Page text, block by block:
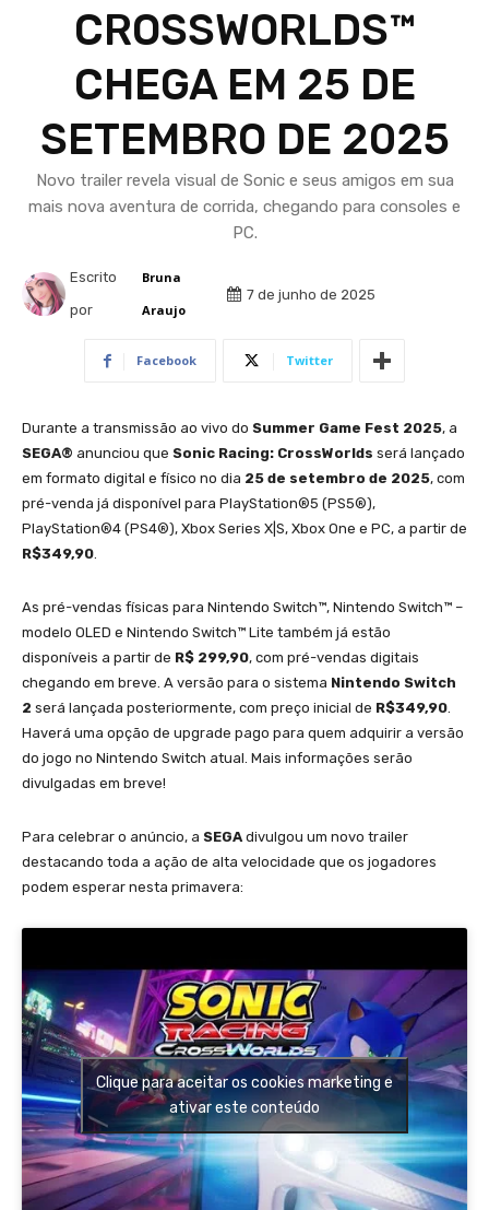
CROSSWORLDS™
CHEGA EM 25 DE
SETEMBRO DE 2025
Novo trailer revela visual de Sonic e seus amigos em sua
mais nova aventura de corrida, chegando para consoles e
PC.
Escrito
por
Bruna
Araujo
7 de junho de 2025
Facebook Twitter
Durante a transmissão ao vivo do Summer Game Fest 2025, a
SEGA® anunciou que Sonic Racing: CrossWorlds será lançado
em formato digital e físico no dia 25 de setembro de 2025, com
pré-venda já disponível para PlayStation®5 (PS5®),
PlayStation®4 (PS4®), Xbox Series X|S, Xbox One e PC, a partir de
R$349,90.
As pré-vendas físicas para Nintendo Switch™, Nintendo Switch™ –
modelo OLED e Nintendo Switch™ Lite também já estão
disponíveis a partir de R$ 299,90, com pré-vendas digitais
chegando em breve. A versão para o sistema Nintendo Switch
2 será lançada posteriormente, com preço inicial de R$349,90.
Haverá uma opção de upgrade pago para quem adquirir a versão
do jogo no Nintendo Switch atual. Mais informações serão
divulgadas em breve!
Para celebrar o anúncio, a SEGA divulgou um novo trailer
destacando toda a ação de alta velocidade que os jogadores
podem esperar nesta primavera:
Clique para aceitar os cookies marketing e
ativar este conteúdo